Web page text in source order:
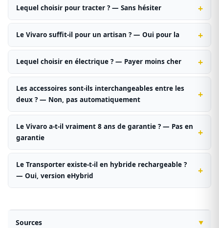
Lequel choisir pour tracter ? — Sans hésiter
Le Vivaro suffit-il pour un artisan ? — Oui pour la
Lequel choisir en électrique ? — Payer moins cher
Les accessoires sont-ils interchangeables entre les
deux ? — Non, pas automatiquement
Le Vivaro a-t-il vraiment 8 ans de garantie ? — Pas en
garantie
Le Transporter existe-t-il en hybride rechargeable ?
— Oui, version eHybrid
Sources